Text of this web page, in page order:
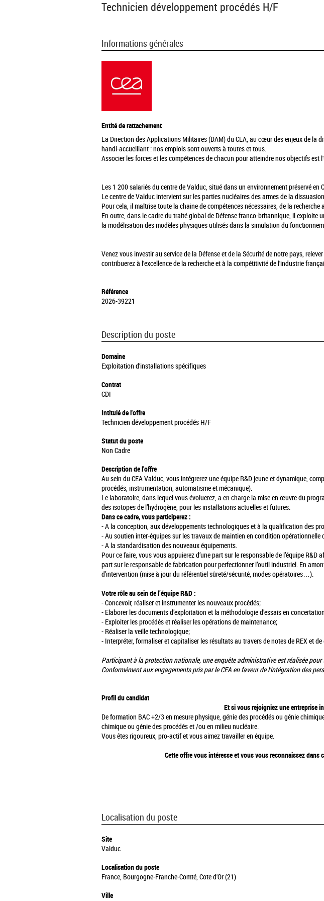
Technicien développement procédés H/F
Informations générales
Entité de rattachement
La Direction des Applications Militaires (DAM) du CEA, au cœur des enjeux de la
handi-accueillant : nos emplois sont ouverts à toutes et tous.
Associer les forces et les compétences de chacun pour atteindre nos objectifs
Les 1 200 salariés du centre de Valduc, situé dans un environnement préservé
Le centre de Valduc intervient sur les parties nucléaires des armes de la
Pour cela, il maîtrise toute la chaine de compétences nécessaires, de la
En outre, dans le cadre du traité global de Défense franco-britannique, il
la modélisation des modèles physiques utilisés dans la simulation du
Venez vous investir au service de la Défense et de la Sécurité de notre pays,
contribuerez à l'excellence de la recherche et à la compétitivité de l'industrie
Référence
2026-39221
Description du poste
Domaine
Exploitation d'installations spécifiques
Contrat
CDI
Intitulé de l'offre
Technicien développement procédés H/F
Statut du poste
Non Cadre
Description de l'offre
Au sein du CEA Valduc, vous intégrerez une équipe R&D jeune et dynamique,
procédés, instrumentation, automatisme et mécanique).
Le laboratoire, dans lequel vous évoluerez, a en charge la mise en œuvre du
des isotopes de l’hydrogène, pour les installations actuelles et futures.
Dans ce cadre, vous participerez :
- A la conception, aux développements technologiques et à la qualification des
- Au soutien inter-équipes sur les travaux de maintien en condition opérationnelle
- A la standardisation des nouveaux équipements.
Pour ce faire, vous vous appuierez d’une part sur le responsable de l’équipe
part sur le responsable de fabrication pour perfectionner l’outil industriel. En
d’intervention (mise à jour du référentiel sûreté/sécurité, modes opératoires…).
Votre rôle au sein de l’équipe R&D :
- Concevoir, réaliser et instrumenter les nouveaux procédés;
- Elaborer les documents d’exploitation et la méthodologie d’essais en
- Exploiter les procédés et réaliser les opérations de maintenance;
- Réaliser la veille technologique;
- Interpréter, formaliser et capitaliser les résultats au travers de notes de REX et
Participant à la protection nationale, une enquête administrative est réalisée
Conformément aux engagements pris par le CEA en faveur de l'intégration des
Profil du candidat
Et si vous rejoigniez une entreprise
De formation BAC +2/3 en mesure physique, génie des procédés ou génie
chimique ou génie des procédés et /ou en milieu nucléaire.
Vous êtes rigoureux, pro-actif et vous aimez travailler en équipe.
Cette offre vous intéresse et vous vous reconnaissez dans
Localisation du poste
Site
Valduc
Localisation du poste
France, Bourgogne-Franche-Comté, Cote d'Or (21)
Ville